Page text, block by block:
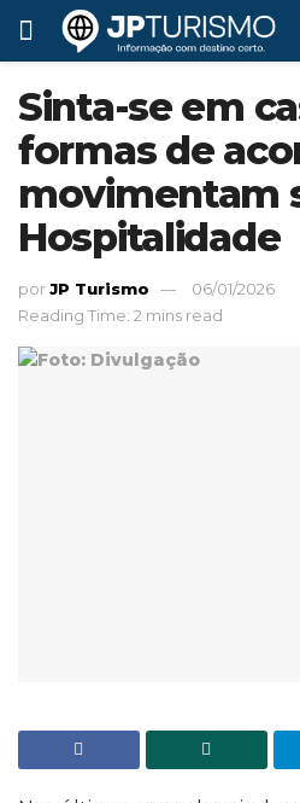
Sinta-se em
formas de
movimentam
Hospitalidade
porJP Turismo
06/01/2026
Reading Time: 2 mins read